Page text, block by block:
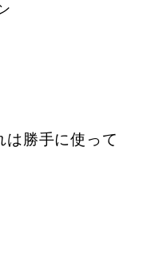
は勝手に使って